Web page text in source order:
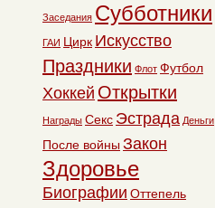
Заседания Субботники
ГАИ Цирк Искусство
Праздники Флот Футбол
Хоккей Открытки
Награды Секс Эстрада Деньги
После войны Закон
Здоровье
Биографии Оттепель